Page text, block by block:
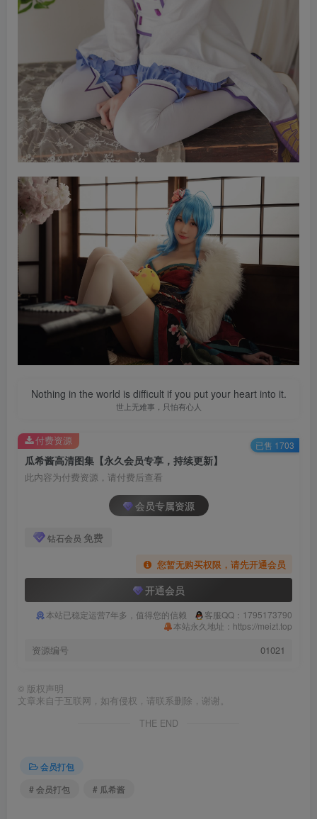
Nothing in the world is difficult if you put your heart into it.
世上无难事，只怕有心人
瓜希酱高清图集【永久会员专享，持续更新】
此内容为付费资源，请付费后查看
会员专属资源
钻石会员 免费
您暂无购买权限，请先开通会员
开通会员
本站已稳定运营7年多，值得您的信赖
客服QQ：1795173790
本站永久地址：https://meizt.top
资源编号 01021
付费资源 已售 1703
© 版权声明
文章来自于互联网，如有侵权，请联系删除，谢谢。
THE END
会员打包
# 会员打包
# 瓜希酱